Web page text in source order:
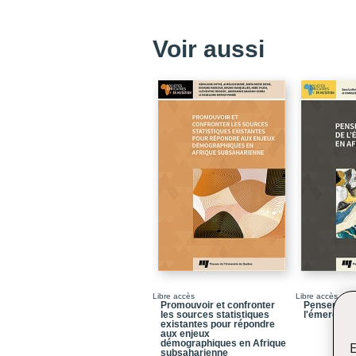
Voir aussi
Libre accès
Promouvoir et confronter
les sources statistiques
existantes pour répondre
aux enjeux
démographiques en Afrique
subsaharienne
Libre accès
Penser les